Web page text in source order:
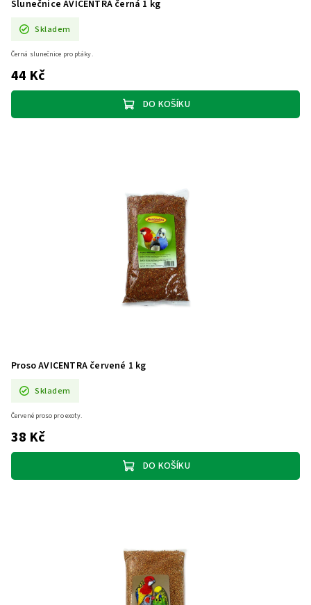
Slunečnice AVICENTRA černá 1 kg
Skladem
44 Kč
DO KOŠÍKU
Černá slunečnice pro ptáky.
Proso AVICENTRA červené 1 kg
Skladem
38 Kč
DO KOŠÍKU
Červené proso pro exoty.